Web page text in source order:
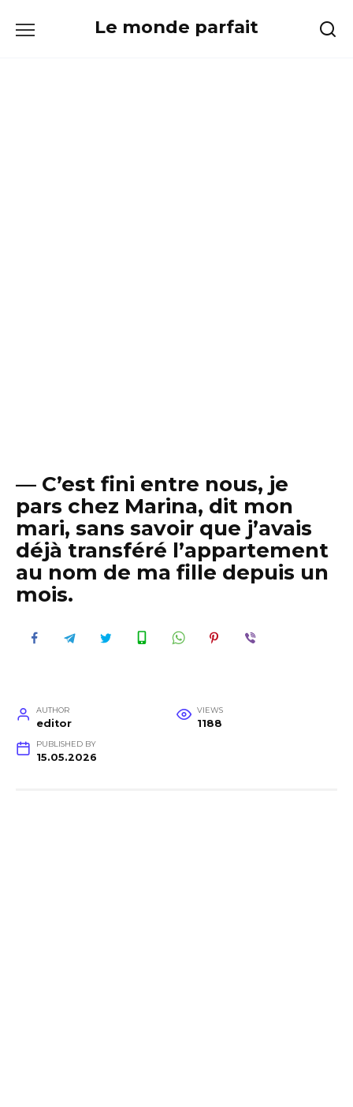
Le monde parfait
— C’est fini entre nous, je
pars chez Marina, dit mon
mari, sans savoir que j’avais
déjà transféré l’appartement
au nom de ma fille depuis un
mois.
AUTHOR
editor
VIEWS
1188
PUBLISHED BY
15.05.2026